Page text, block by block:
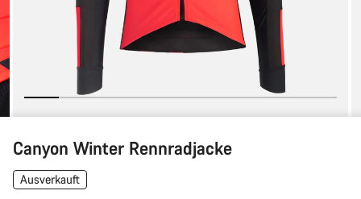
Canyon Winter Rennradjacke
Ausverkauft